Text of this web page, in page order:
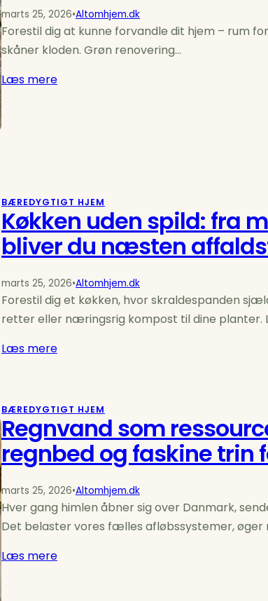
marts 25, 2026•Altomhjem.dk
Forestil dig at kunne forvandle dit hjem – rum
skåner kloden. Grøn renovering…
Læs mere
BÆREDYGTIGT HJEM
Køkken uden spild: fra
bliver du næsten
marts 25, 2026•Altomhjem.dk
Forestil dig et køkken, hvor skraldespanden
retter eller næringsrig kompost til dine planter.
Læs mere
BÆREDYGTIGT HJEM
Regnvand som
regnbed og faskine trin
marts 25, 2026•Altomhjem.dk
Hver gang himlen åbner sig over Danmark,
Det belaster vores fælles afløbssystemer, øger
Læs mere